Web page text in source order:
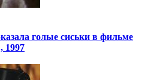
голые сиськи в фильме
1997